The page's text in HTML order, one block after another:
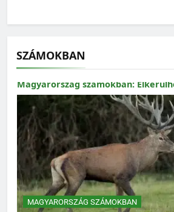
SZÁMOKBAN
MAGYARORSZÁG SZÁMOKBAN
Magyarország számokban:
MAGYARORSZÁG SZÁMOKBAN